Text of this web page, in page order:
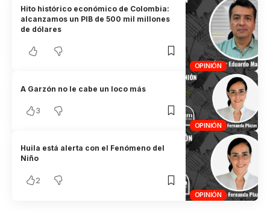
OPINIÓN
Hito histórico económico de Colombia:
alcanzamos un PIB de 500 mil millones
de dólares
OPINIÓN
A Garzón no le cabe un loco más
3
OPINIÓN
Huila está alerta con el Fenómeno del
Niño
2